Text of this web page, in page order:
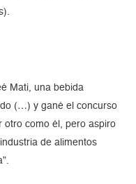
Mati, una bebida
(…) y gané el concurso
otro como él, pero aspiro
de alimentos